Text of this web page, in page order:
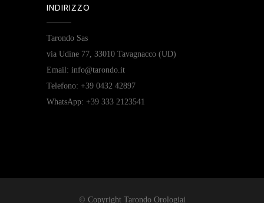
INDIRIZZO
Tarondo Sas
via Udine 77, 33010 Tavagnacco (UD)
Email: info@tarondo.it
Telefono: +39 0432 42897
WhatsApp: +39 333 2123541
© Copyright Tarondo Orologiai